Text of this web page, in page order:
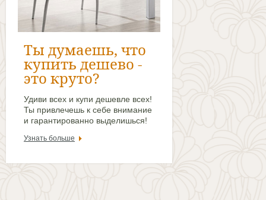
Ты думаешь, что
купить дешево -
это круто?
Удиви всех и купи дешевле всех!
Ты привлечешь к себе внимание
и гарантированно выделишься!
Узнать больше